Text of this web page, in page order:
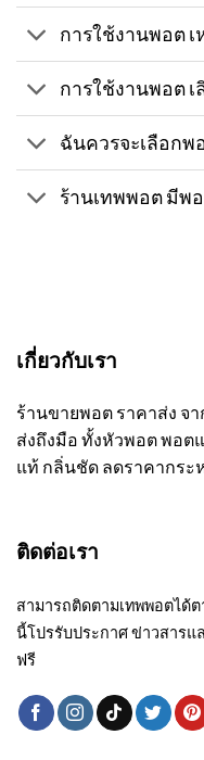
การใช้งานพอต เ
การใช้งานพอต เ
ฉันควรจะเลือกพ
ร้านเทพพอต มีพ
เกี่ยวกับเรา
ร้านขายพอต ราคาส่ง จ
ส่งถึงมือ ทั้งหัวพอต พอต
แท้ กลิ่นชัด ลดราคากระ
ติดต่อเรา
สามารถติดตามเทพพอตได้
นี้โปรรับประกาศ ข่าวสาร
ฟรี